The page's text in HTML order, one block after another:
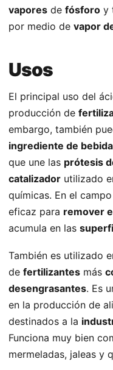
vapores de fósforo y
por medio de vapor
Usos
El principal uso del
producción de
embargo, también
ingrediente de
que une las prótesis
catalizador utilizado
químicas. En el
eficaz para remover
acumula en las
También es utilizado
de fertilizantes más
desengrasantes. Es
en la producción de
destinados a la
Funciona muy bien
mermeladas, jaleas y